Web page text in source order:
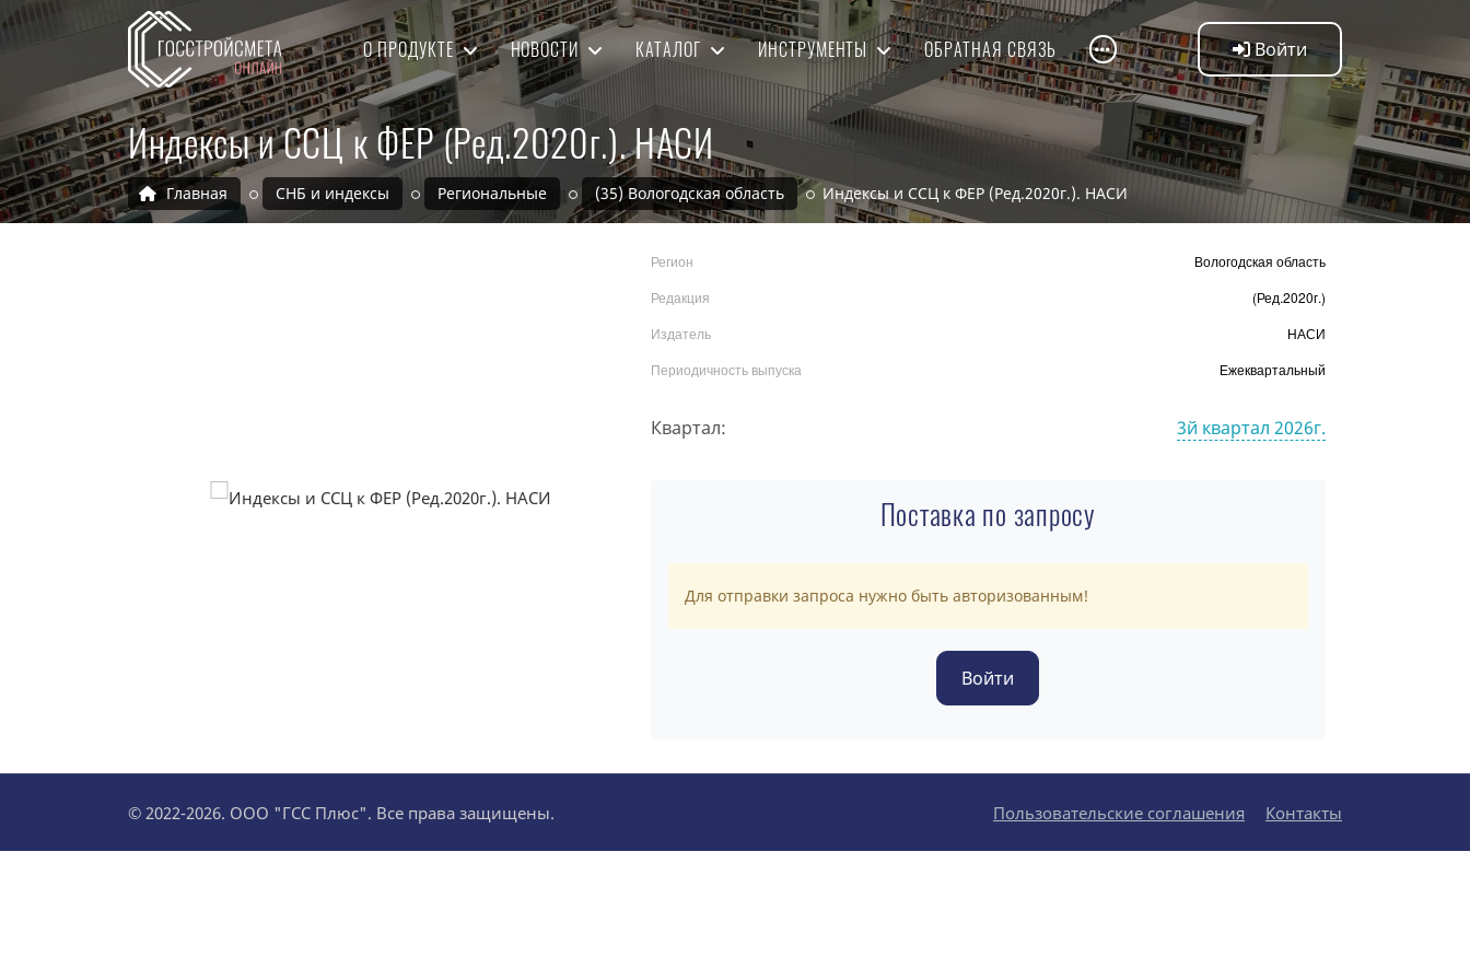
Войти
О ПРОДУКТЕ НОВОСТИ КАТАЛОГ ИНСТРУМЕНТЫ ОБРАТНАЯ СВЯЗЬ
Индексы и ССЦ к ФЕР (Ред.2020г.). НАСИ
Главная СНБ и индексы Региональные (35) Вологодская область Индексы и ССЦ к ФЕР (Ред.2020г.). НАСИ
Регион
Вологодская область
Редакция
(Ред.2020г.)
Издатель
НАСИ
Периодичность выпуска
Ежеквартальный
Квартал: 3й квартал 2026г.
Поставка по запросу
Для отправки запроса нужно быть авторизованным!
© 2022-2026. ООО "ГСС Плюс". Все права защищены. Пользовательские соглашения Контакты